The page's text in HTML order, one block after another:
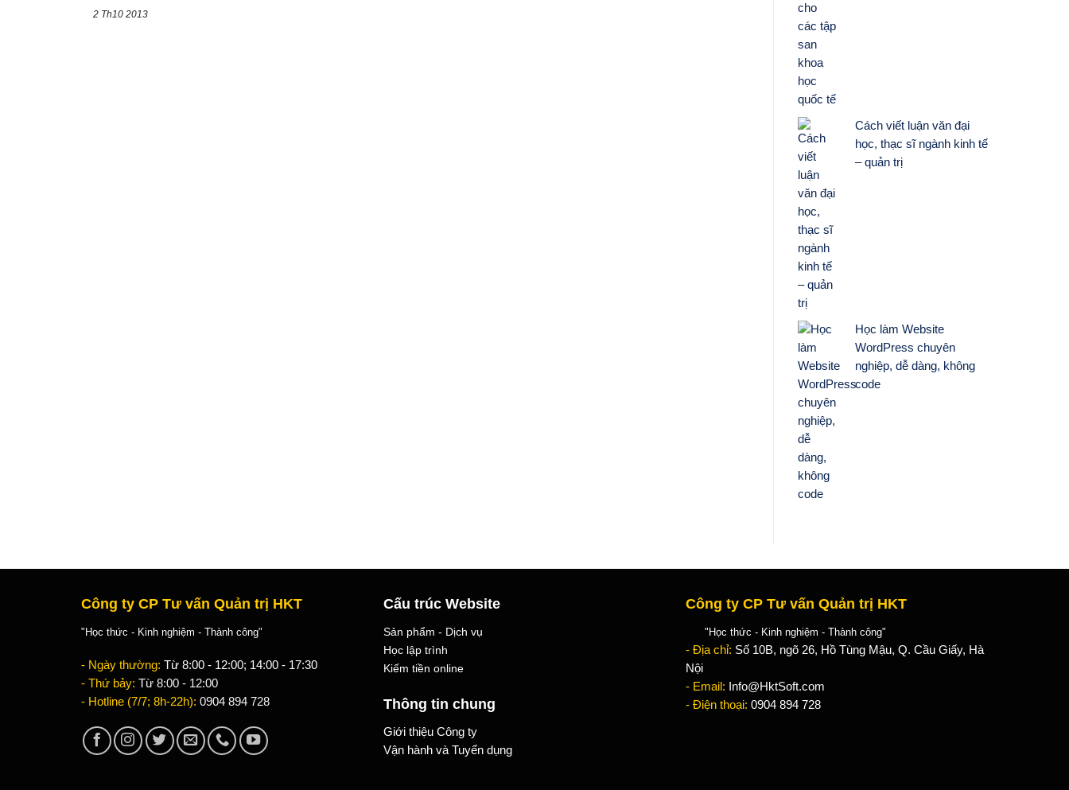
2 Th10 2013
Cách viết luận văn đại
học, thạc sĩ ngành kinh tế
– quản trị
Học làm Website
WordPress chuyên
nghiệp, dễ dàng, không
code
Công ty CP Tư vấn Quản trị HKT
"Học thức - Kinh nghiệm - Thành công"
- Ngày thường: Từ 8:00 - 12:00; 14:00 - 17:30
- Thứ bảy: Từ 8:00 - 12:00
- Hotline (7/7; 8h-22h): 0904 894 728
Cấu trúc Website
Sản phẩm - Dịch vụ
Học lập trình
Kiếm tiền online
Thông tin chung
Giới thiệu Công ty
Vận hành và Tuyển dụng
Công ty CP Tư vấn Quản trị HKT
"Học thức - Kinh nghiệm - Thành công"
- Địa chỉ: Số 10B, ngõ 26, Hồ Tùng Mậu, Q. Cầu Giấy, Hà
Nội
- Email: Info@HktSoft.com
- Điện thoại: 0904 894 728